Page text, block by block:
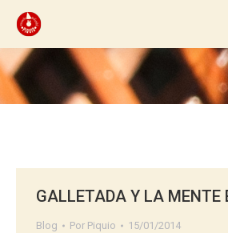
GALLETADA Y LA MENTE
Blog Por Piquio 15/01/2014